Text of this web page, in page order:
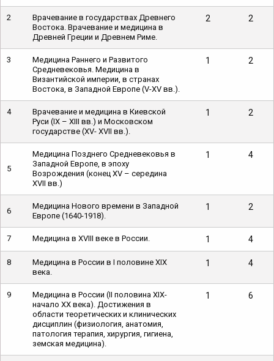
2
Врачевание в государствах Древнего
Востока. Врачевание и медицина в
Древней Греции и Древнем Риме.
2 2
3
Медицина Раннего и Развитого
Средневековья. Медицина в
Византийской империи, в странах
Востока, в Западной Европе (V-XV вв.).
1 2
4
Врачевание и медицина в Киевской
Руси (IX – XIII вв.) и Московском
государстве (XV- XVII вв.).
1 2
5
Медицина Позднего Средневековья в
Западной Европе, в эпоху
Возрождения (конец XV – середина
XVII вв.)
1 4
6
Медицина Нового времени в Западной
Европе (1640-1918).
1 2
7 Медицина в XVIII веке в России. 1 4
8
Медицина в России в I половине XIX
века.
1 4
9
Медицина в России (II половина XIX-
начало XX века). Достижения в
области теоретических и клинических
дисциплин (физиология, анатомия,
патология терапия, хирургия, гигиена,
земская медицина).
1 6